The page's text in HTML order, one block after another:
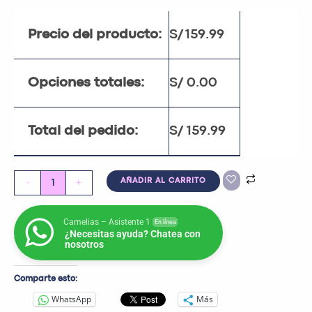
Precio del producto: S/159.99
Opciones totales: S/ 0.00
Total del pedido: S/ 159.99
- + AÑADIR AL CARRITO
Camelias – Asistente 1 En línea
¿Necesitas ayuda? Chatea con
nosotros
Comparte esto:
WhatsApp Más